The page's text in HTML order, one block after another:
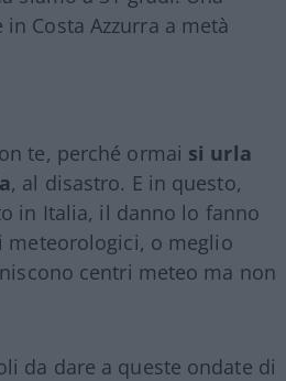
Costa Azzurra a metà
te, perché ormai si urla
, al disastro. E in questo,
in Italia, il danno lo fanno
meteorologici, o meglio
centri meteo ma non
da dare a queste ondate di